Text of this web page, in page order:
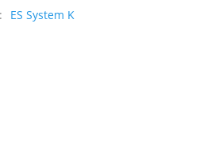
ES System K